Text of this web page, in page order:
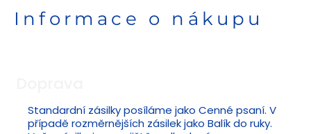
Informace o nákupu
Standardní zásilky posíláme jako Cenné psaní. V
případě rozměrnějších zásilek jako Balík do ruky.